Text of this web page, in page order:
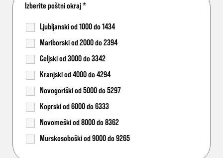
Izberite poštni okraj*
Ljubljanski od 1000 do 1434
Mariborski od 2000 do 2394
Celjski od 3000 do 3342
Kranjski od 4000 do 4294
Novogoriški od 5000 do 5297
Koprski od 6000 do 6333
Novomeški od 8000 do 8362
Murskosoboški od 9000 do 9265